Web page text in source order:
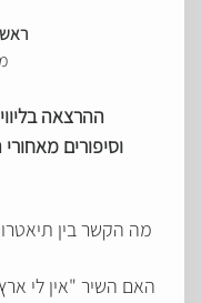
ראשון |
ההרצאה
וסיפורים
מה הקשר בין
האם השיר "אין לי